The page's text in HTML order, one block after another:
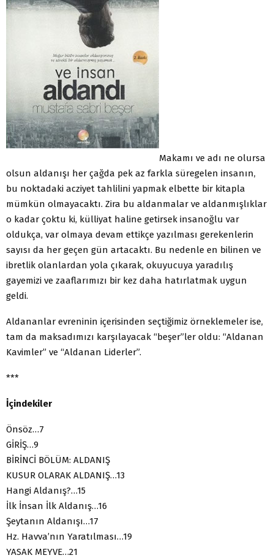
Makamı ve adı ne olursa
olsun aldanışı her çağda pek az farkla süregelen insanın,
bu noktadaki acziyet tahlilini yapmak elbette bir kitapla
mümkün olmayacaktı. Zira bu aldanmalar ve aldanmışlıklar
o kadar çoktu ki, külliyat haline getirsek insanoğlu var
oldukça, var olmaya devam ettikçe yazılması gerekenlerin
sayısı da her geçen gün artacaktı. Bu nedenle en bilinen ve
ibretlik olanlardan yola çıkarak, okuyucuya yaradılış
gayemizi ve zaaflarımızı bir kez daha hatırlatmak uygun
geldi.
Aldananlar evreninin içerisinden seçtiğimiz örneklemeler ise,
tam da maksadımızı karşılayacak “beşer”ler oldu: “Aldanan
Kavimler” ve “Aldanan Liderler”.
***
İçindekiler
Önsöz…7
GİRİŞ…9
BİRİNCİ BÖLÜM: ALDANIŞ
KUSUR OLARAK ALDANIŞ…13
Hangi Aldanış?…15
İlk İnsan İlk Aldanış…16
Şeytanın Aldanışı…17
Hz. Havva’nın Yaratılması…19
YASAK MEYVE…21